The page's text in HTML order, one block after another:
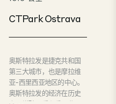
CTPark Ostrava
奥斯特拉发是捷克共和国
第三大城市，也是摩拉维
亚-西里西亚地区的中心。
奥斯特拉发的经济在历史